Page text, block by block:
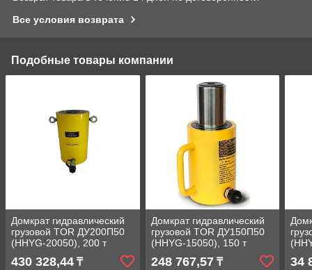
Все условия возврата
Подобные товары компании
Домкрат гидравлический
грузовой TOR ДУ200П50
(HHYG-20050), 200 т
430 328,44 ₸
Домкрат гидравлический
грузовой TOR ДУ150П50
(HHYG-15050), 150 т
248 767,57₸ 34